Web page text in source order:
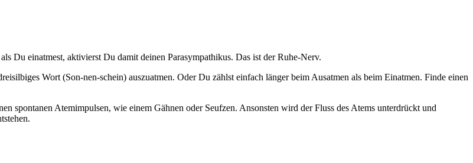
Du einatmest, aktivierst Du damit deinen Parasympathikus. Das ist der Ruhe-Nerv.
Wort (Son-nen-schein) auszuatmen. Oder Du zählst einfach länger beim Ausatmen als beim Einatmen. Finde einen
spontanen Atemimpulsen, wie einem Gähnen oder Seufzen. Ansonsten wird der Fluss des Atems unterdrückt und